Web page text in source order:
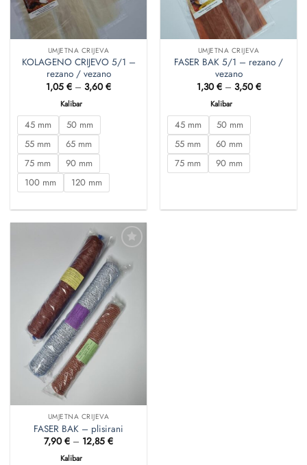
UMJETNA CRIJEVA
KOLAGENO CRIJEVO 5/1 –
rezano / vezano
1,05 € – 3,60€Raspon
cijena:
Kalibar
45 mm
50 mm
55 mm
65 mm
75 mm
90 mm
100 mm
120 mm
UMJETNA CRIJEVA
FASER BAK 5/1 – rezano /
vezano
1,30€ – 3,50€Raspon
cijena:
Kalibar
45 mm
50 mm
55 mm
60 mm
75 mm
90 mm
u
favorite
UMJETNA CRIJEVA
FASER BAK – plisirani
7,90€ – 12,85 €Raspon
Kalibar